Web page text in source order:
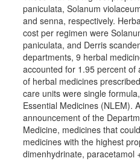
paniculata, Solanum
and senna, respectively.
cost per regimen were
paniculata, and Derris
departments, 9 herbal
accounted for 1.95 percent
of herbal medicines
care units were single
Essential Medicines (NLEM).
announcement of the
Medicine, medicines that
medicines with the highest
dimenhydrinate, paracetamol